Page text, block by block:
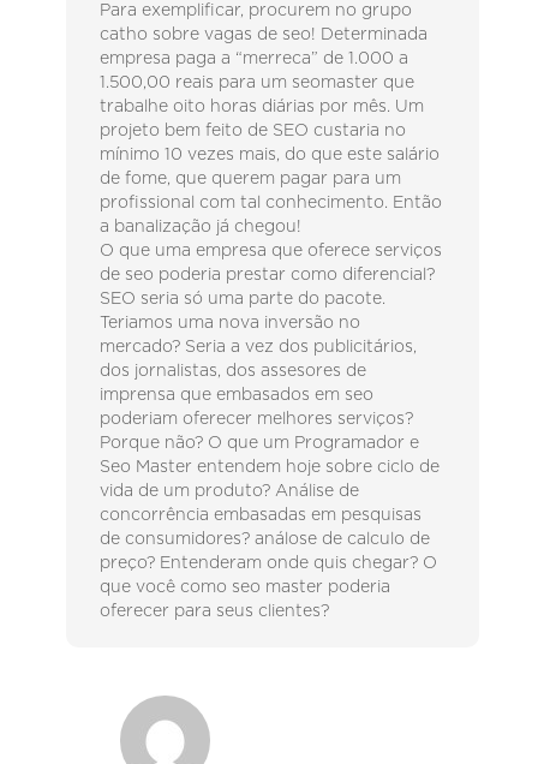
Para exemplificar, procurem no grupo
catho sobre vagas de seo! Determinada
empresa paga a “merreca” de 1.000 a
1.500,00 reais para um seomaster que
trabalhe oito horas diárias por mês. Um
projeto bem feito de SEO custaria no
mínimo 10 vezes mais, do que este salário
de fome, que querem pagar para um
profissional com tal conhecimento. Então
a banalização já chegou!
O que uma empresa que oferece serviços
de seo poderia prestar como diferencial?
SEO seria só uma parte do pacote.
Teriamos uma nova inversão no
mercado? Seria a vez dos publicitários,
dos jornalistas, dos assesores de
imprensa que embasados em seo
poderiam oferecer melhores serviços?
Porque não? O que um Programador e
Seo Master entendem hoje sobre ciclo de
vida de um produto? Análise de
concorrência embasadas em pesquisas
de consumidores? análose de calculo de
preço? Entenderam onde quis chegar? O
que você como seo master poderia
oferecer para seus clientes?